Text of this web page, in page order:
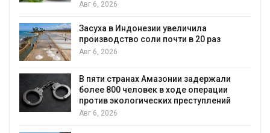
установки солнечных панелей для
бизнеса
Авг 6, 2026
Москвариум отметит 11-летие
трёхдневным фестивалем
Авг 5, 2026